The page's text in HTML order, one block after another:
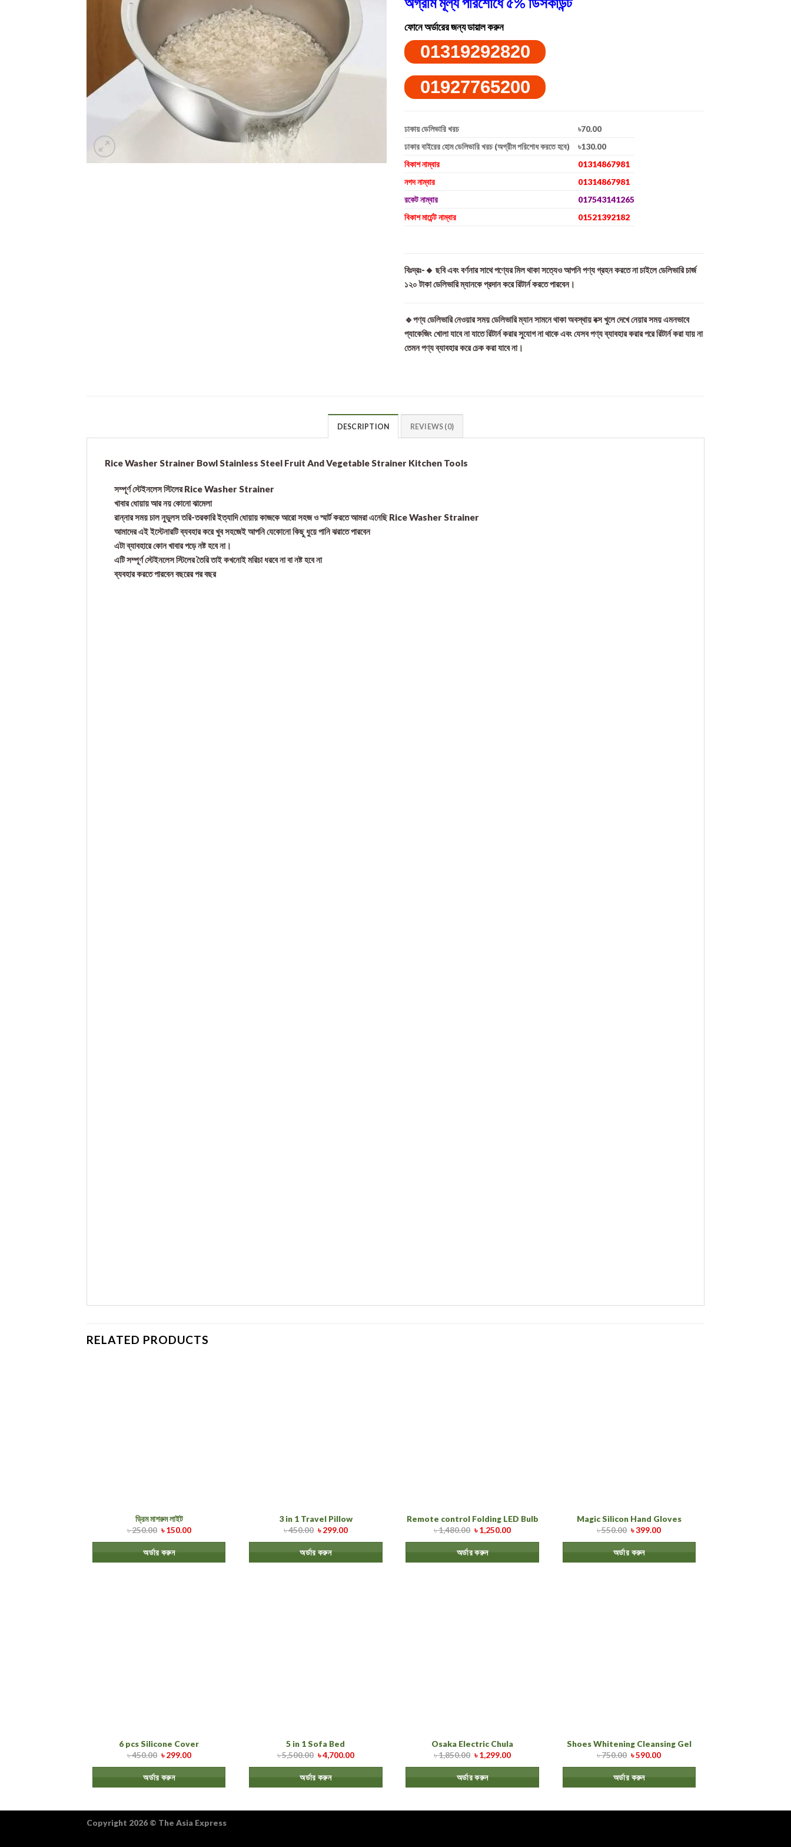
ফোনে অর্ডারের জন্য ডায়াল করুন
01319292820
01927765200
ঢাকায় ডেলিভারি খরচ
৳70.00
ঢাকার বাইরের হোম ডেলিভারি খরচ (অগ্রীম পরিশোধ করতে হবে)
৳130.00
বিকাশ নাম্বার
01314867981
নগদ নাম্বার
01314867981
রকেট নাম্বার
017543141265
বিকাশ মার্চেন্ট নাম্বার
01521392182
বিঃদ্রঃ-🔸 ছবি এবং বর্ণনার সাথে পণ্যের মিল থাকা সত্যেও আপনি পণ্য গ্রহন করতে না চাইলে ডেলিভারি চার্জ
১২০ টাকা ডেলিভারি ম্যানকে প্রদান করে রিটার্ন করতে পারবেন।
🔹পণ্য ডেলিভারি নেওয়ার সময় ডেলিভারি ম্যান সামনে থাকা অবস্থায় বক্স খুলে দেখে নেয়ার সময় এমনভাবে
প্যাকেজিং খোলা যাবে না যাতে রিটার্ন করার সুযোগ না থাকে এবং যেসব পণ্য ব্যাবহার করার পরে রিটার্ন করা যায় না
তেমন পণ্য ব্যাবহার করে চেক করা যাবে না।
DESCRIPTION REVIEWS (0)
Rice Washer Strainer Bowl Stainless Steel Fruit And Vegetable Strainer Kitchen Tools
সম্পূর্ণ স্টেইনলেস স্টিলের Rice Washer Strainer
খাবার ধোয়ায় আর নয় কোনো ঝামেলা
রান্নার সময় চাল নুডুলস তরি-তরকারি ইত্যাদি ধোয়ায় কাজকে আরো সহজ ও স্মার্ট করতে আমরা এনেছি Rice Washer Strainer
আমাদের এই ইস্টেনারটি ব্যবহার করে খুব সহজেই আপনি যেকোনো কিছু ধুয়ে পানি ঝরাতে পারবেন
এটা ব্যাবহারে কোন খাবার পড়ে নষ্ট হবে না।
এটি সম্পূর্ণ স্টেইনলেস স্টিলের তৈরি তাই কখনোই মরিচা ধরবে না বা নষ্ট হবে না
ব্যবহার করতে পারবেন বছরের পর বছর
RELATED PRODUCTS
ড্রিম মাশরুম লাইট
৳250.00 ৳150.00
অর্ডার করুন
3 in 1 Travel Pillow
৳450.00 ৳299.00
অর্ডার করুন
Remote control Folding LED Bulb
৳1,480.00 ৳1,250.00
অর্ডার করুন
Magic Silicon Hand Gloves
৳550.00 ৳399.00
অর্ডার করুন
6 pcs Silicone Cover
৳450.00 ৳299.00
অর্ডার করুন
5 in 1 Sofa Bed
৳5,500.00 ৳4,700.00
অর্ডার করুন
Osaka Electric Chula
৳1,850.00 ৳1,299.00
অর্ডার করুন
Shoes Whitening Cleansing Gel
৳750.00 ৳590.00
অর্ডার করুন
Copyright 2026 © The Asia Express